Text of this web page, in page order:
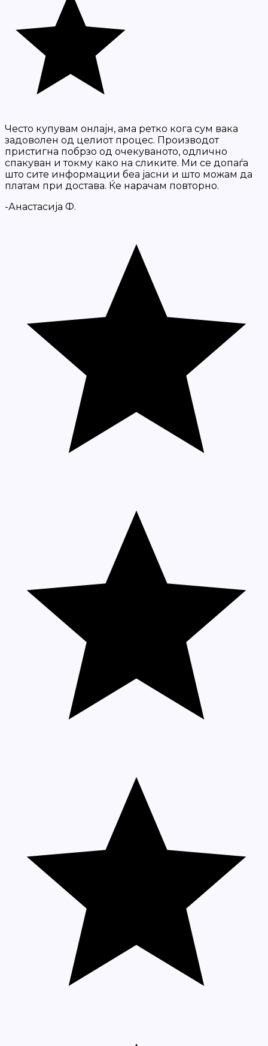
Често купувам онлајн, ама ретко кога сум вака
задоволен од целиот процес. Производот
пристигна побрзо од очекуваното, одлично
спакуван и токму како на сликите. Ми се допаѓа
што сите информации беа јасни и што можам да
платам при достава. Ќе нарачам повторно.
-Анастасија Ф.